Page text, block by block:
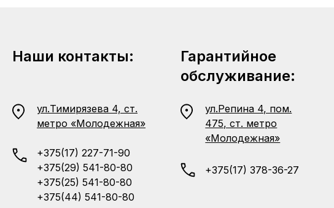
Наши контакты:
ул.Тимирязева 4, ст.
метро «Молодежная»
+375(17) 227-71-90
+375(29) 541-80-80
+375(25) 541-80-80
+375(44) 541-80-80
Гарантийное
обслуживание:
ул.Репина 4, пом.
475, ст. метро
«Молодежная»
+375(17) 378-36-27